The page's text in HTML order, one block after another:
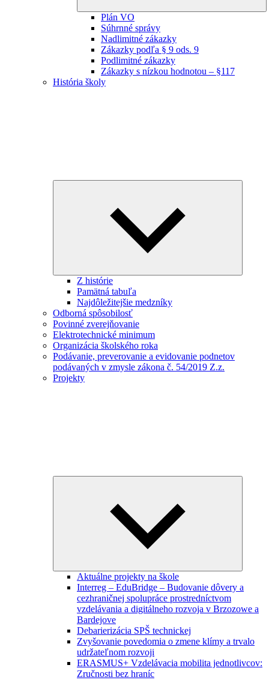
Plán VO
Súhrnné správy
Nadlimitné zákazky
Zákazky podľa § 9 ods. 9
Podlimitné zákazky
Zákazky s nízkou hodnotou – §117
História školy
Z histórie
Pamätná tabuľa
Najdôležitejšie medzníky
Odborná spôsobilosť
Povinné zverejňovanie
Elektrotechnické minimum
Organizácia školského roka
Podávanie, preverovanie a evidovanie podnetov
podávaných v zmysle zákona č. 54/2019 Z.z.
Projekty
Aktuálne projekty na škole
Interreg – EduBridge – Budovanie dôvery a
cezhraničnej spolupráce prostredníctvom
vzdelávania a digitálneho rozvoja v Brzozowe a
Bardejove
Debarierizácia SPŠ technickej
Zvyšovanie povedomia o zmene klímy a trvalo
udržateľnom rozvoji
ERASMUS+ Vzdelávacia mobilita jednotlivcov:
Zručnosti bez hraníc